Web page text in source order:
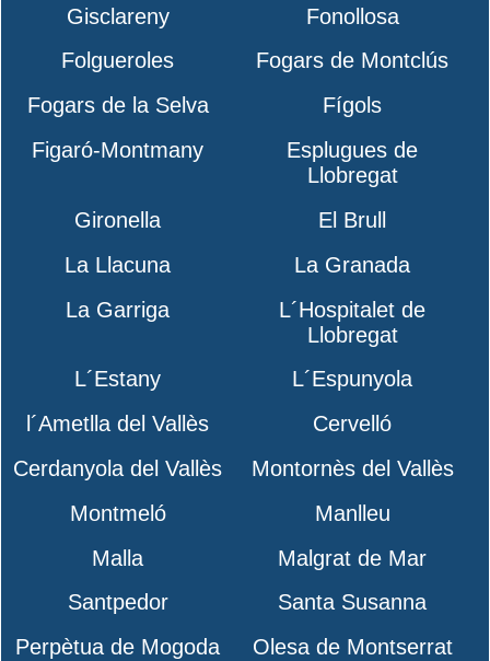
Gisclareny
Fonollosa
Folgueroles
Fogars de Montclús
Fogars de la Selva
Fígols
Figaró-Montmany
Esplugues de
Llobregat
Gironella
El Brull
La Llacuna
La Granada
La Garriga
L´Hospitalet de
Llobregat
L´Estany
L´Espunyola
l´Ametlla del Vallès
Cervelló
Cerdanyola del Vallès
Montornès del Vallès
Montmeló
Manlleu
Malla
Malgrat de Mar
Santpedor
Santa Susanna
Perpètua de Mogoda
Olesa de Montserrat